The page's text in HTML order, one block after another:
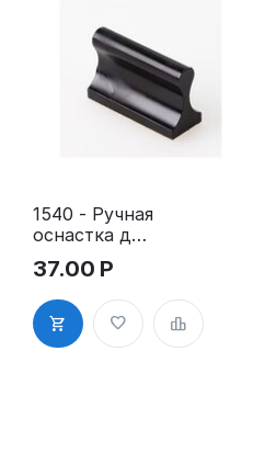
1540 - Ручная
оснастка для
штампа
15х40 мм с
клеевым
слоем
37.00 Р